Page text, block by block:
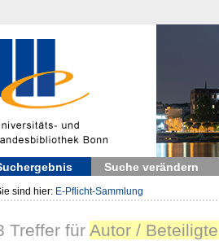
Suche verändern
sind hier: E-Pflicht-Sammlung
Treffer für Autor /